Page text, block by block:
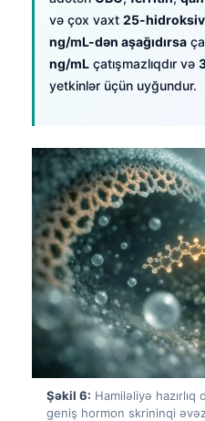
və çox vaxt 25-
ng/mL-dən aşağıdırsa
ng/mL çatışmazlıqdır və
yetkinlər üçün uyğundur.
Şəkil 6: Hamiləliyə
geniş hormon skrininqi
Bosanski
Eesti
日本語
Čeština
ქართული
Русский
Lietuvių kalba
Polski
한국어
Shqip
বাংলা